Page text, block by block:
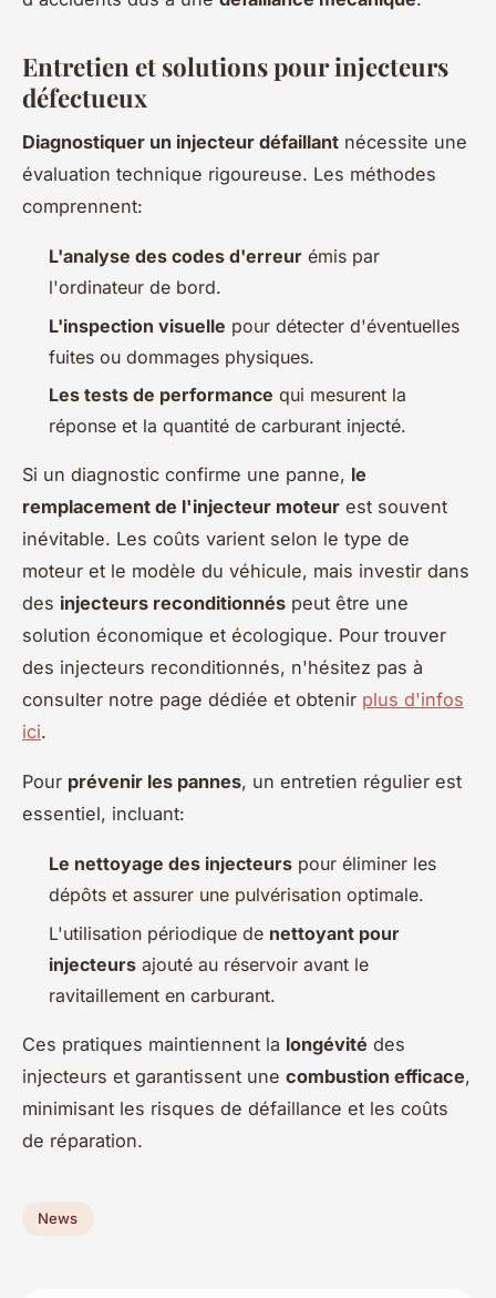
Entretien et solutions pour injecteurs
défectueux
Diagnostiquer un injecteur défaillant nécessite une
évaluation technique rigoureuse. Les méthodes
comprennent:
L'analyse des codes d'erreur émis par
l'ordinateur de bord.
L'inspection visuelle pour détecter d'éventuelles
fuites ou dommages physiques.
Les tests de performance qui mesurent la
réponse et la quantité de carburant injecté.
Si un diagnostic confirme une panne, le
remplacement de l'injecteur moteur est souvent
inévitable. Les coûts varient selon le type de
moteur et le modèle du véhicule, mais investir dans
des injecteurs reconditionnés peut être une
solution économique et écologique. Pour trouver
des injecteurs reconditionnés, n'hésitez pas à
consulter notre page dédiée et obtenir plus d'infos
ici.
Pour prévenir les pannes, un entretien régulier est
essentiel, incluant:
Le nettoyage des injecteurs pour éliminer les
dépôts et assurer une pulvérisation optimale.
L'utilisation périodique de nettoyant pour
injecteurs ajouté au réservoir avant le
ravitaillement en carburant.
Ces pratiques maintiennent la longévité des
injecteurs et garantissent une combustion efficace,
minimisant les risques de défaillance et les coûts
de réparation.
News